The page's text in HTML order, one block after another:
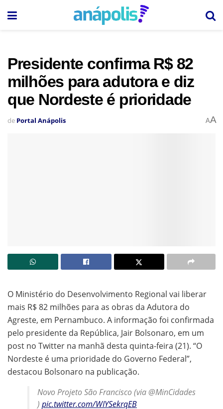
Presidente confirma R$ 82
milhões para adutora e diz
que Nordeste é prioridade
de Portal Anápolis AA
O Ministério do Desenvolvimento Regional vai liberar
mais R$ 82 milhões para as obras da Adutora do
Agreste, em Pernambuco. A informação foi confirmada
pelo presidente da República, Jair Bolsonaro, em um
post no Twitter na manhã desta quinta-feira (21). “O
Nordeste é uma prioridade do Governo Federal”,
destacou Bolsonaro na publicação.
Novo Projeto São Francisco (via @MinCidades
) pic.twitter.com/WIYSekrqEB